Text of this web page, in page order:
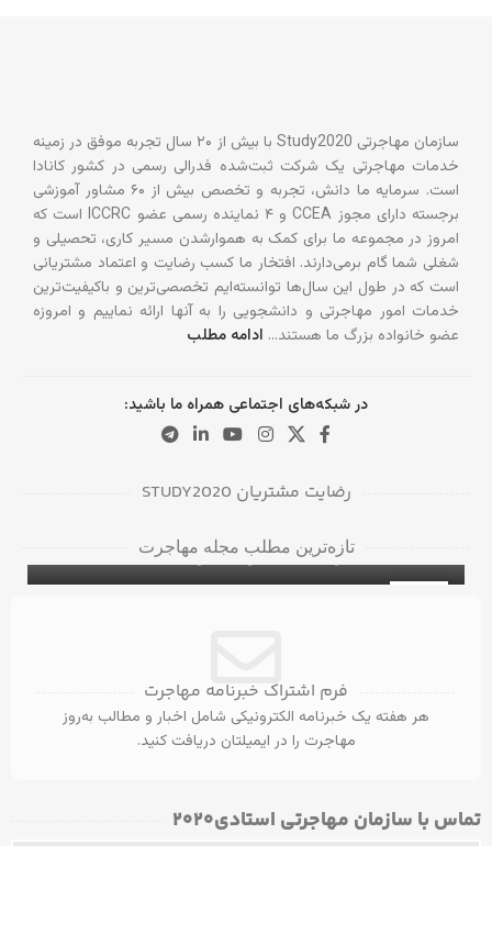
سازمان مهاجرتی Study2020 با بیش از ۲۰ سال تجربه موفق در زمینه
خدمات مهاجرتی یک شرکت ثبت‌شده فدرالی رسمی در کشور کانادا
است. سرمایه ما دانش، تجربه و تخصص بیش از ۶۰ مشاور آموزشی
برجسته دارای مجوز CCEA و ۴ نماینده رسمی عضو ICCRC است که
امروز در مجموعه ما برای کمک به هموارشدن مسیر کاری، تحصیلی و
شغلی شما گام برمی‌دارند. افتخار ما کسب رضایت و اعتماد مشتریانی
است که در طول این سال‌ها توانسته‌ایم تخصصی‌ترین و باکیفیت‌ترین
خدمات امور مهاجرتی و دانشجویی را به آنها ارائه نماییم و امروزه
عضو خانواده بزرگ ما هستند… ادامه مطلب
در شبکه‌های اجتماعی همراه ما باشید:
رضایت مشتریان STUDY2020
تازه‌ترین مطلب مجله مهاجرت
برای دانشجویان بین‌المللی
فرم اشتراک خبرنامه مهاجرت
هر هفته یک خبرنامه الکترونیکی شامل اخبار و مطالب به‌روز
مهاجرت را در ایمیلتان دریافت کنید.
تماس با سازمان مهاجرتی استادی۲۰۲۰​